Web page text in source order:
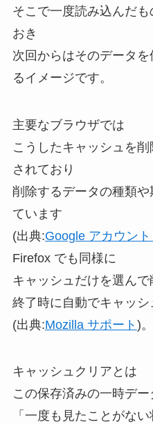
そこで一度読み込んだ
おき
次回からはそのデータ
るイメージです。
主要なブラウザでは
こうしたキャッシュを
されており
削除するデータの種類
ています
(出典:Google アカウン
Firefox でも同様に
キャッシュだけを選んで
終了時に自動でキャッ
(出典:Mozilla サポート )。
キャッシュクリアとは
この保存済みの一時デ
「一度も見たことがな